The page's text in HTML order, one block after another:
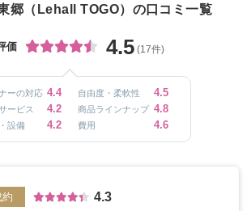
郷（Lehall TOGO）の口コミ一覧
価 4.5 (17件)
ーの対応 4.4 自由度・柔軟性 4.5
ービス 4.2 商品ラインナップ 4.8
設備 4.2 費用 4.6
約 4.3